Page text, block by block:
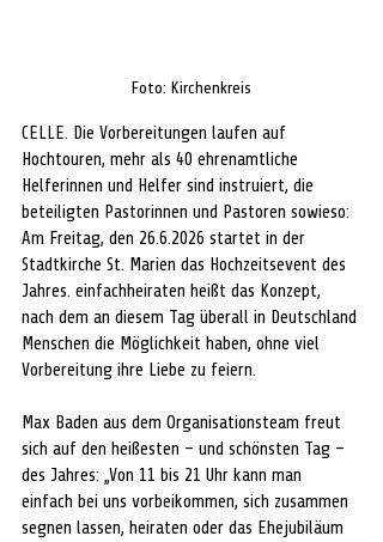
Foto: Kirchenkreis
CELLE. Die Vorbereitungen laufen auf
Hochtouren, mehr als 40 ehrenamtliche
Helferinnen und Helfer sind instruiert, die
beteiligten Pastorinnen und Pastoren sowieso:
Am Freitag, den 26.6.2026 startet in der
Stadtkirche St. Marien das Hochzeitsevent des
Jahres. einfachheiraten heißt das Konzept,
nach dem an diesem Tag überall in Deutschland
Menschen die Möglichkeit haben, ohne viel
Vorbereitung ihre Liebe zu feiern.
Max Baden aus dem Organisationsteam freut
sich auf den heißesten – und schönsten Tag –
des Jahres: „Von 11 bis 21 Uhr kann man
einfach bei uns vorbeikommen, sich zusammen
segnen lassen, heiraten oder das Ehejubiläum